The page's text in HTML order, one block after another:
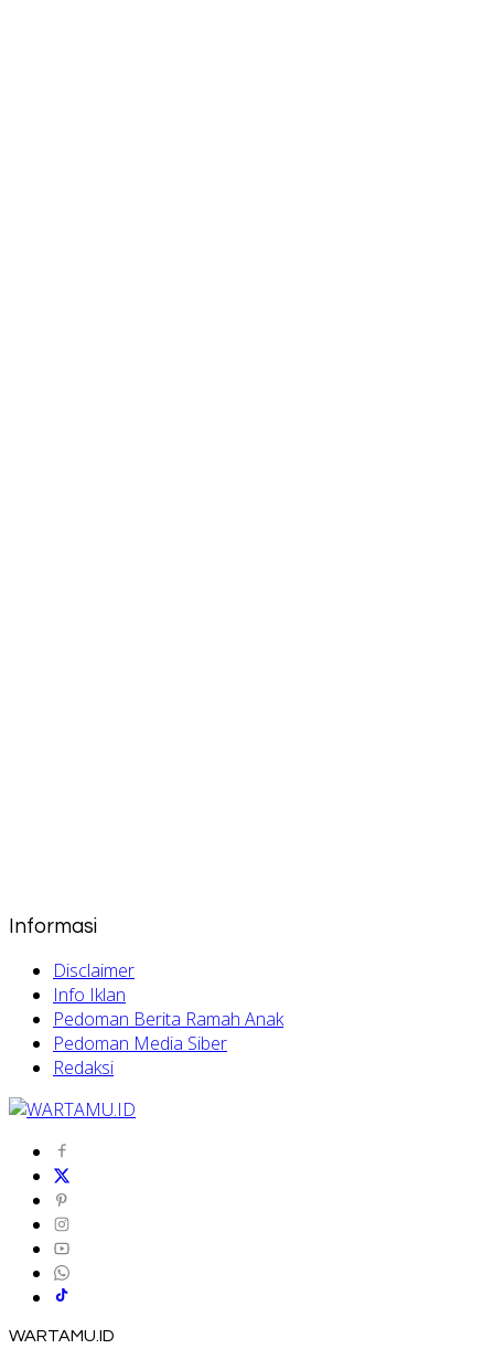
Informasi
Disclaimer
Info Iklan
Pedoman Berita Ramah Anak
Pedoman Media Siber
Redaksi
WARTAMU.ID